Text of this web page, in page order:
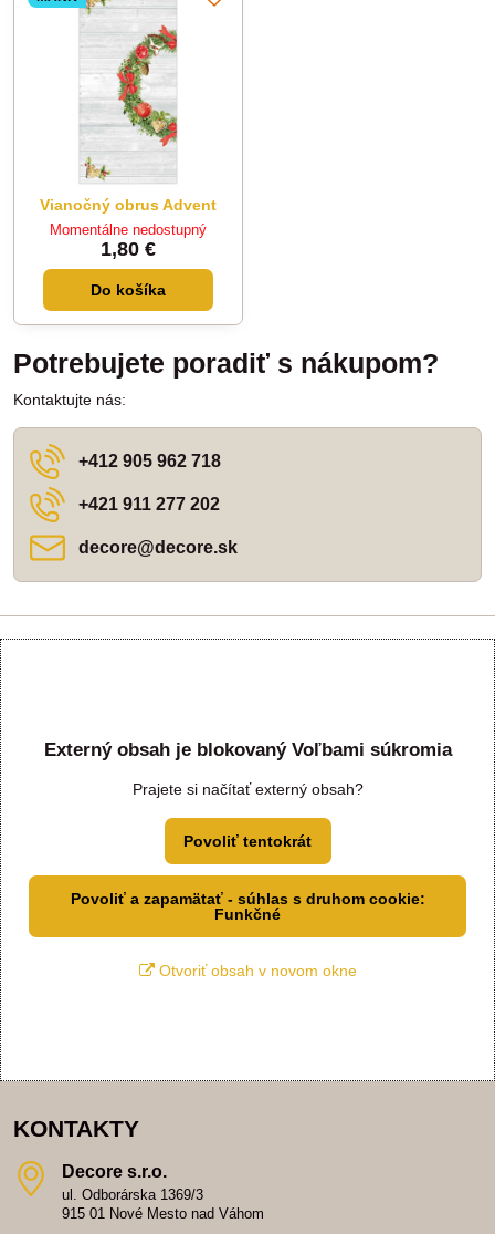
Vianočný obrus Advent
Momentálne nedostupný
1,80 €
Do košíka
Potrebujete poradiť s nákupom?
Kontaktujte nás:
+412 905 962 718
+421 911 277 202
decore​@decore​.sk
Externý obsah je blokovaný Voľbami súkromia
Prajete si načítať externý obsah?
Povoliť tentokrát
Povoliť a zapamätať - súhlas s druhom cookie:
Funkčné
Otvoriť obsah v novom okne
KONTAKTY
Decore s​.r​.o​.
ul. Odborárska 1369/3
915 01 Nové Mesto nad Váhom